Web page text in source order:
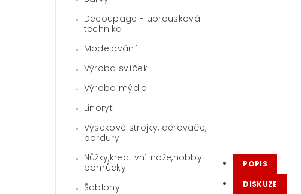
Decoupage - ubrousková
technika
Modelování
Výroba svíček
Výroba mýdla
Linoryt
Výsekové strojky, děrovače,
bordury
Nůžky,kreativní nože,hobby
pomůcky
Šablony
POPIS
DISKUZE